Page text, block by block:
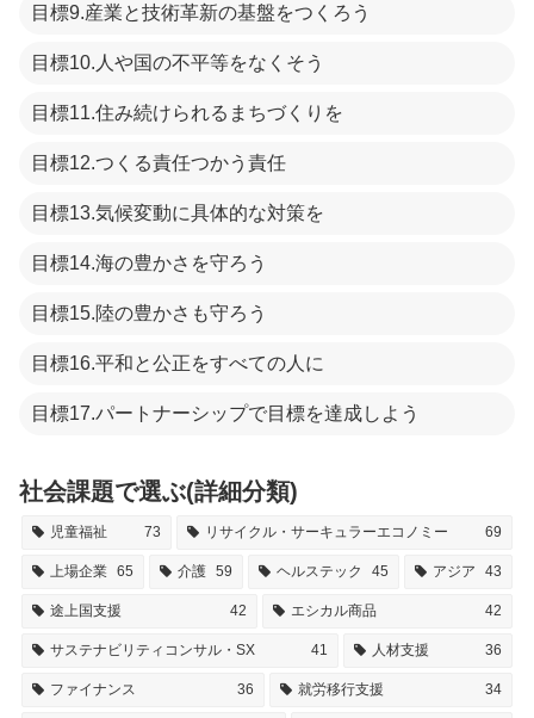
目標9.産業と技術革新の基盤をつくろう
目標10.人や国の不平等をなくそう
目標11.住み続けられるまちづくりを
目標12.つくる責任つかう責任
目標13.気候変動に具体的な対策を
目標14.海の豊かさを守ろう
目標15.陸の豊かさも守ろう
目標16.平和と公正をすべての人に
目標17.パートナーシップで目標を達成しよう
社会課題で選ぶ(詳細分類)
児童福祉 73 リサイクル・サーキュラーエコノミー 69
上場企業 65 介護 59 ヘルステック 45 アジア 43
途上国支援 42 エシカル商品 42
サステナビリティコンサル・SX 41 人材支援 36
ファイナンス 36 就労移行支援 34